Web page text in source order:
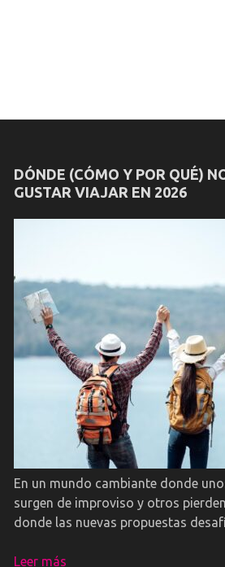
DÓNDE (CÓMO Y POR QUÉ)
GUSTAR VIAJAR EN 2026
En un mundo cambiante donde
surgen de improviso y otros
donde las nuevas propuestas
Leer más